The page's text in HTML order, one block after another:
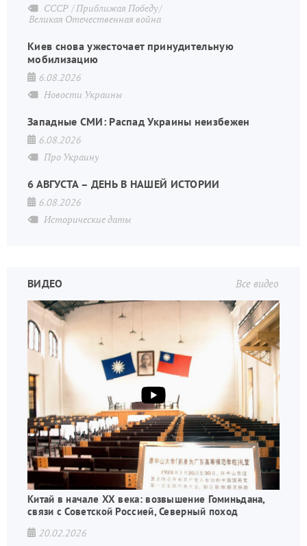
СССР
Приближая Победу
Великая Отечественная война
Киев снова ужесточает принудительную
мобилизацию
6.08.2026
Новости Украины
Западные СМИ: Распад Украины неизбежен
6.08.2026
Про Украину
6 АВГУСТА – ДЕНЬ В НАШЕЙ ИСТОРИИ
6.08.2026
Исторические даты
Все видео
ВИДЕО
Китай в начале XX века: возвышение Гоминьдана,
связи с Советской Россией, Северный поход
20.02.2026